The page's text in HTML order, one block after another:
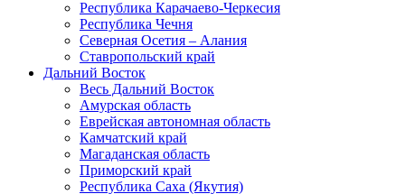
Республика Карачаево-Черкесия
Республика Чечня
Северная Осетия – Алания
Ставропольский край
Дальний Восток
Весь Дальний Восток
Амурская область
Еврейская автономная область
Камчатский край
Магаданская область
Приморский край
Республика Саха (Якутия)